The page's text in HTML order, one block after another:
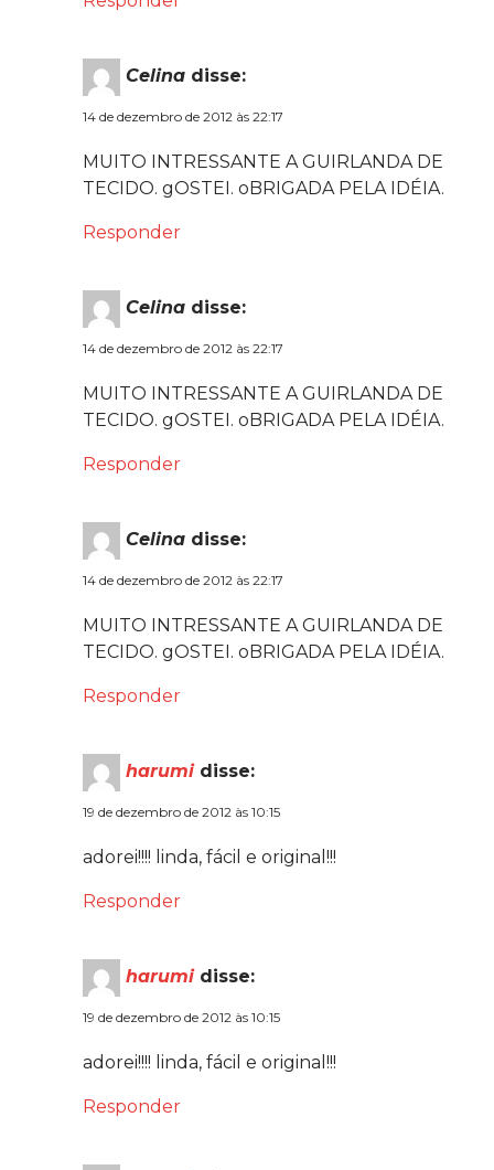
Celina disse:
14 de dezembro de 2012 às 22:17
MUITO INTRESSANTE A GUIRLANDA DE
TECIDO. gOSTEI. oBRIGADA PELA IDÉIA.
Responder
Celina disse:
14 de dezembro de 2012 às 22:17
MUITO INTRESSANTE A GUIRLANDA DE
TECIDO. gOSTEI. oBRIGADA PELA IDÉIA.
Responder
Celina disse:
14 de dezembro de 2012 às 22:17
MUITO INTRESSANTE A GUIRLANDA DE
TECIDO. gOSTEI. oBRIGADA PELA IDÉIA.
Responder
harumi disse:
19 de dezembro de 2012 às 10:15
adorei!!!! linda, fácil e original!!!
Responder
harumi disse:
19 de dezembro de 2012 às 10:15
adorei!!!! linda, fácil e original!!!
Responder